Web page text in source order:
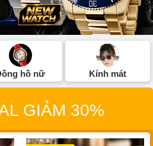
hồ nữ Kính mát
GIẢM 30%